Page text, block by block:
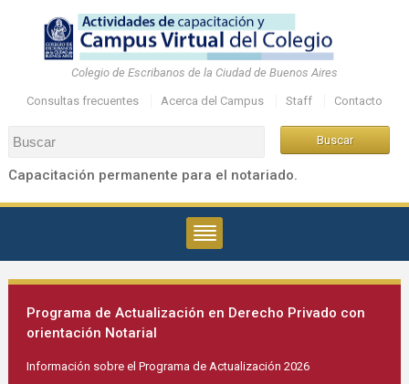
Colegio de Escribanos de la Ciudad de Buenos Aires
Consultas frecuentes Acerca del Campus Staff Contacto
Capacitación permanente para el notariado.
Programa de Actualización en Derecho Privado con
orientación Notarial
Información sobre el Programa de Actualización 2026